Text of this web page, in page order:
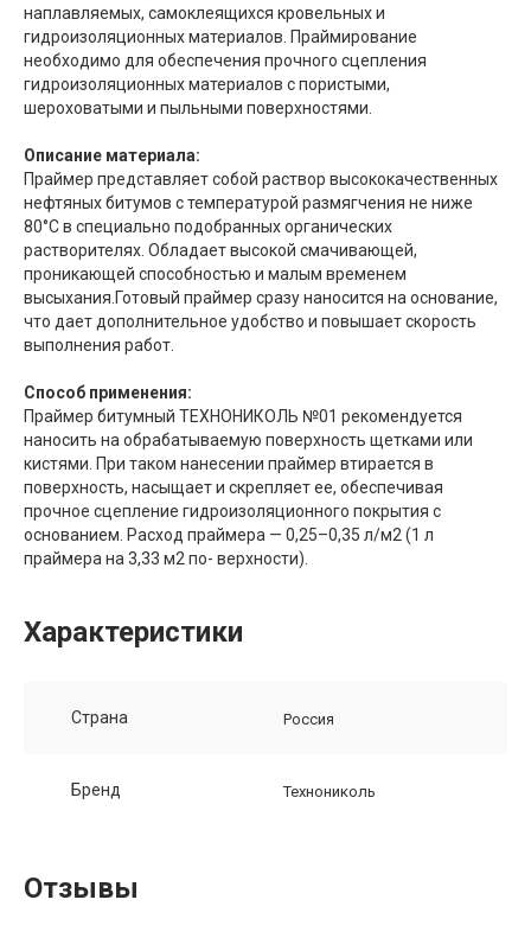
наплавляемых, самоклеящихся кровельных и
гидроизоляционных материалов. Праймирование
необходимо для обеспечения прочного сцепления
гидроизоляционных материалов с пористыми,
шероховатыми и пыльными поверхностями.
Описание материала:
Праймер представляет собой раствор высококачественных
нефтяных битумов с температурой размягчения не ниже
80°С в специально подобранных органических
растворителях. Обладает высокой смачивающей,
проникающей способностью и малым временем
высыхания.Готовый праймер сразу наносится на основание,
что дает дополнительное удобство и повышает скорость
выполнения работ.
Способ применения:
Праймер битумный ТЕХНОНИКОЛЬ №01 рекомендуется
наносить на обрабатываемую поверхность щетками или
кистями. При таком нанесении праймер втирается в
поверхность, насыщает и скрепляет ее, обеспечивая
прочное сцепление гидроизоляционного покрытия с
основанием. Расход праймера — 0,25–0,35 л/м2 (1 л
праймера на 3,33 м2 по- верхности).
Характеристики
Страна Россия
Бренд Технониколь
Отзывы